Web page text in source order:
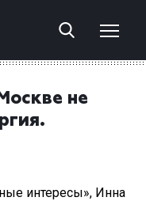
не
интересы», Инна